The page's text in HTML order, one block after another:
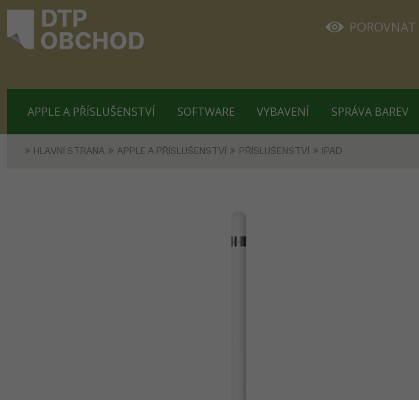
POROVNAT
APPLE A PŘÍSLUŠENSTVÍ SOFTWARE VYBAVENÍ SPRÁVA BAREV
HLAVNÍ STRANA APPLE A PŘÍSLUŠENSTVÍ PŘÍSLUŠENSTVÍ IPAD